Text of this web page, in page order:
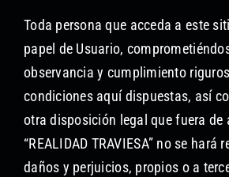
Toda persona que acceda a este
papel de Usuario,
observancia y cumplimiento
condiciones aquí dispuestas, así
otra disposición legal que fuera de
“REALIDAD TRAVIESA” no se hará
daños y perjuicios, propios o a